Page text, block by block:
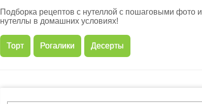
Подборка рецептов с нутеллой с пошаговыми фото
нутеллы в домашних условиях!
Торт Рогалики Десерты